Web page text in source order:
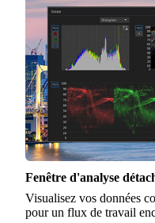
Fenêtre d'analyse
Visualisez vos données
pour un flux de travail